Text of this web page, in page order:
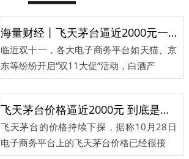
海量财经丨飞天茅台逼近2000元一瓶 茅台1935暂停申购
临近双十一，各大电子商务平台如天猫、京
东等纷纷开启“双11大促”活动，白酒产
飞天茅台价格逼近2000元 到底是电商补贴狠还是价格不坚挺
飞天茅台的价格持续下探，据称10月28日
电子商务平台上的飞天茅台价格已经很接